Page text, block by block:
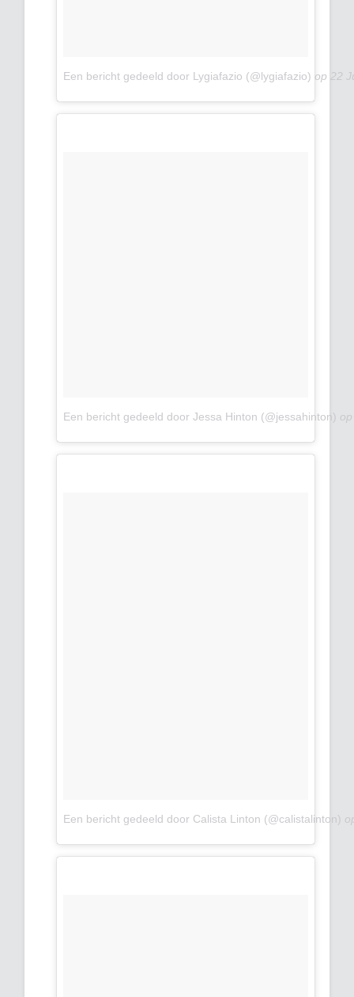
Een bericht gedeeld door Lygiafazio (@lygiafazio) op 22
Een bericht gedeeld door Jessa Hinton (@jessahinton)
Een bericht gedeeld door Calista Linton (@calistalinton)